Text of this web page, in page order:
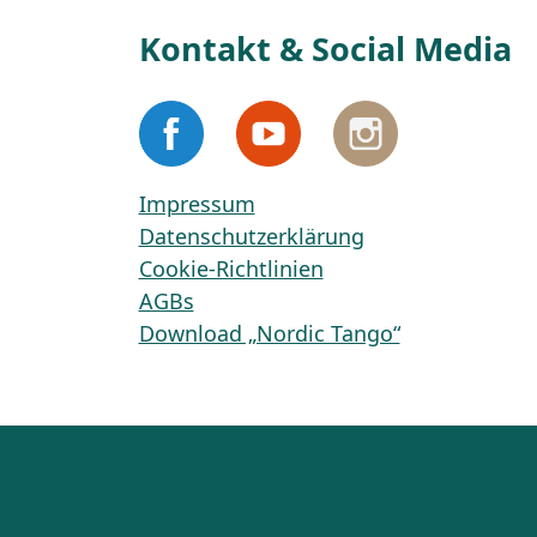
Kontakt & Social Media
Impressum
Datenschutzerklärung
Cookie-Richtlinien
AGBs
Download „Nordic Tango“